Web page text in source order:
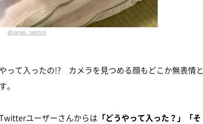
@ranga_ragdoll
って入ったの!? カメラを見つめる顔もどこか無表情と
。
ユーザーさんからは 「どうやって入った？」「そ